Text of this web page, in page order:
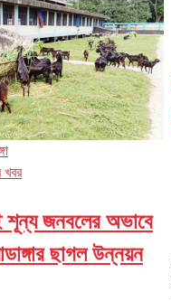
খবর
শূন্য জনবলের অভাবে
ছাগল উন্নয়ন